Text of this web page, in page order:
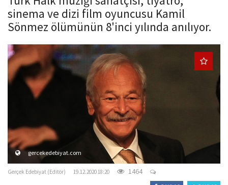
o
n
sinema ve dizi film oyuncusu Kamil
Sönmez ölümünün 8'inci yılında anılıyor.
gercekedebiyat.com
Gerçek Edebiyat (Editör) 19.12.2020 18:20 1464